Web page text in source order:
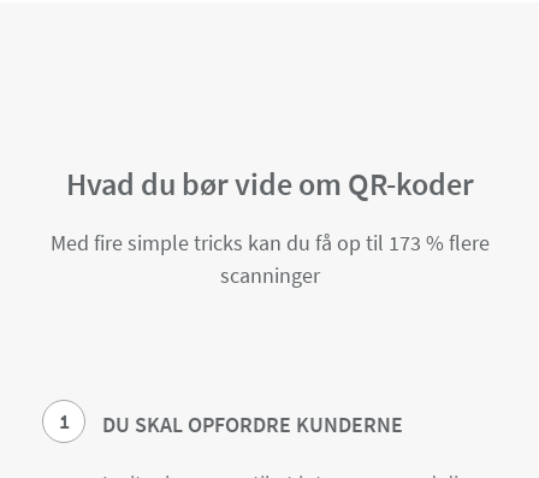
Hvad du bør vide om QR-koder
Med fire simple tricks kan du få op til 173 % flere
scanninger
1 DU SKAL OPFORDRE KUNDERNE